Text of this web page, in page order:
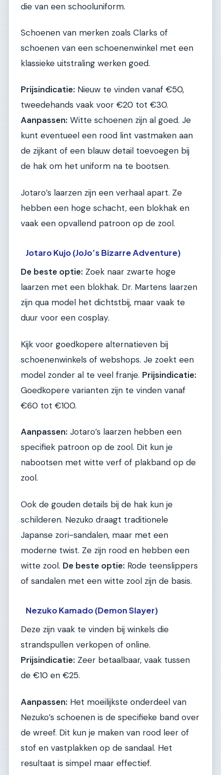
die van een schooluniform.
Schoenen van merken zoals Clarks of
schoenen van een schoenenwinkel met een
klassieke uitstraling werken goed.
Prijsindicatie: Nieuw te vinden vanaf €50,
tweedehands vaak voor €20 tot €30.
Aanpassen: Witte schoenen zijn al goed. Je
kunt eventueel een rood lint vastmaken aan
de zijkant of een blauw detail toevoegen bij
de hak om het uniform na te bootsen.
Jotaro’s laarzen zijn een verhaal apart. Ze
hebben een hoge schacht, een blokhak en
vaak een opvallend patroon op de zool.
Jotaro Kujo (JoJo’s Bizarre Adventure)
De beste optie: Zoek naar zwarte hoge
laarzen met een blokhak. Dr. Martens laarzen
zijn qua model het dichtstbij, maar vaak te
duur voor een cosplay.
Kijk voor goedkopere alternatieven bij
schoenenwinkels of webshops. Je zoekt een
model zonder al te veel franje. Prijsindicatie:
Goedkopere varianten zijn te vinden vanaf
€60 tot €100.
Aanpassen: Jotaro’s laarzen hebben een
specifiek patroon op de zool. Dit kun je
nabootsen met witte verf of plakband op de
zool.
Ook de gouden details bij de hak kun je
schilderen. Nezuko draagt traditionele
Japanse zori-sandalen, maar met een
moderne twist. Ze zijn rood en hebben een
witte zool. De beste optie: Rode teenslippers
of sandalen met een witte zool zijn de basis.
Nezuko Kamado (Demon Slayer)
Deze zijn vaak te vinden bij winkels die
strandspullen verkopen of online.
Prijsindicatie: Zeer betaalbaar, vaak tussen
de €10 en €25.
Aanpassen: Het moeilijkste onderdeel van
Nezuko’s schoenen is de specifieke band over
de wreef. Dit kun je maken van rood leer of
stof en vastplakken op de sandaal. Het
resultaat is simpel maar effectief.